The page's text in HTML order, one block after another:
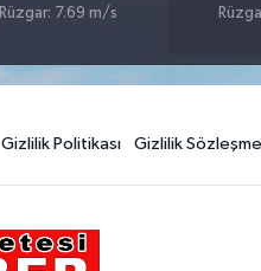
Rüzgar: 7.69 m/s
Gizlilik Politikası Gizlilik